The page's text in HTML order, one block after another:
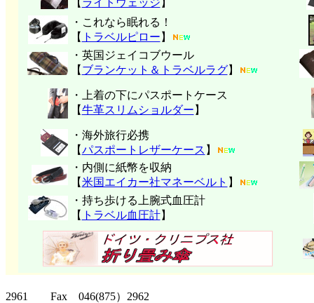
【 ライトウェッジ 】
・これなら眠れる！
【 トラベルピロー 】
・英国ジェイコブウール
【 ブランケット＆トラベルラグ】
・上着の下にパスポートケース
【牛革スリムショルダー 】
・海外旅行必携
【パスポートレザーケース 】
・内側に紙幣を収納
【米国エイカー社マネーベルト 】
・持ち歩ける上腕式血圧計
【 トラベル血圧計】
2961 Fax 046(875）2962